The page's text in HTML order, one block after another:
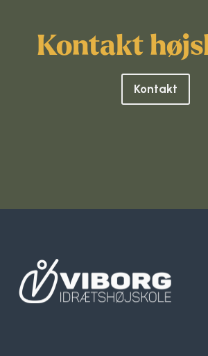
Kontakt
Kontakt
Pardans
Svømning og Livredning